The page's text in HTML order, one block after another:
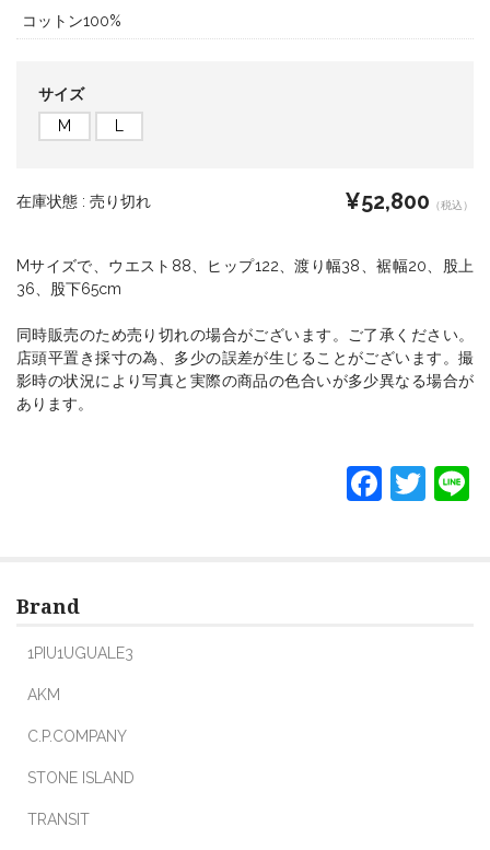
コットン100%
サイズ
M
在庫状態 : 売り切れ ¥52,800 （税込）
Mサイズで、ウエスト88、ヒップ122、渡り幅38、裾幅20、股上
36、股下65cm
同時販売のため売り切れの場合がございます。ご了承ください。
店頭平置き採寸の為、多少の誤差が生じることがございます。撮
影時の状況により写真と実際の商品の色合いが多少異なる場合が
あります。
F T
Brand
1PIU1UGUALE3
AKM
C.P.COMPANY
STONE ISLAND
TRANSIT